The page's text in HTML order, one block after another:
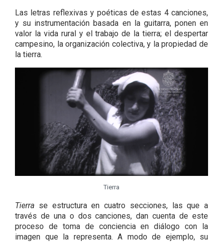
Las letras reflexivas y poéticas de estas 4 canciones,
y su instrumentación basada en la guitarra, ponen en
valor la vida rural y el trabajo de la tierra; el despertar
campesino, la organización colectiva, y la propiedad de
la tierra.
Tierra
Tierra se estructura en cuatro secciones, las que a
través de una o dos canciones, dan cuenta de este
proceso de toma de conciencia en diálogo con la
imagen que la representa. A modo de ejemplo, su